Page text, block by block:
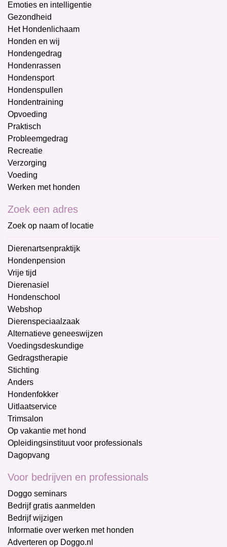
Emoties en intelligentie
Gezondheid
Het Hondenlichaam
Honden en wij
Hondengedrag
Hondenrassen
Hondensport
Hondenspullen
Hondentraining
Opvoeding
Praktisch
Probleemgedrag
Recreatie
Verzorging
Voeding
Werken met honden
Zoek een adres
Zoek op naam of locatie
Dierenartsenpraktijk
Hondenpension
Vrije tijd
Dierenasiel
Hondenschool
Webshop
Dierenspeciaalzaak
Alternatieve geneeswijzen
Voedingsdeskundige
Gedragstherapie
Stichting
Anders
Hondenfokker
Uitlaatservice
Trimsalon
Op vakantie met hond
Opleidingsinstituut voor professionals
Dagopvang
Voor bedrijven en professionals
Doggo seminars
Bedrijf gratis aanmelden
Bedrijf wijzigen
Informatie over werken met honden
Adverteren op Doggo.nl